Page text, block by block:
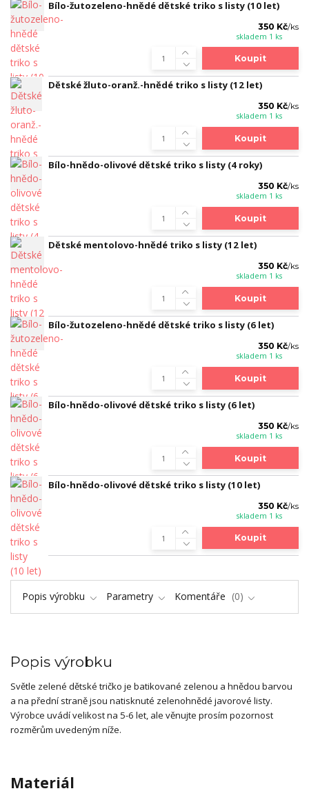
Bílo-žutozeleno-hnědé dětské triko s listy (10 let)
350 Kč/ks
skladem 1 ks
Koupit
Dětské žluto-oranž.-hnědé triko s listy (12 let)
350 Kč/ks
skladem 1 ks
Koupit
Bílo-hnědo-olivové dětské triko s listy (4 roky)
350 Kč/ks
skladem 1 ks
Koupit
Dětské mentolovo-hnědé triko s listy (12 let)
350 Kč/ks
skladem 1 ks
Koupit
Bílo-žutozeleno-hnědé dětské triko s listy (6 let)
350 Kč/ks
skladem 1 ks
Koupit
Bílo-hnědo-olivové dětské triko s listy (6 let)
350 Kč/ks
skladem 1 ks
Koupit
Bílo-hnědo-olivové dětské triko s listy (10 let)
350 Kč/ks
skladem 1 ks
Koupit
Popis výrobku Parametry Komentáře 0
Popis výrobku
Světle zelené dětské tričko je batikované zelenou a hnědou barvou
a na přední straně jsou natisknuté zelenohnědé javorové listy.
Výrobce uvádí velikost na 5-6 let, ale věnujte prosím pozornost
rozměrům uvedeným níže.
Materiál